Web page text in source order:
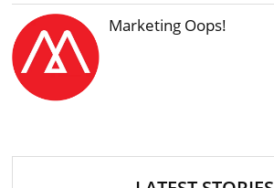
Marketing Oops!